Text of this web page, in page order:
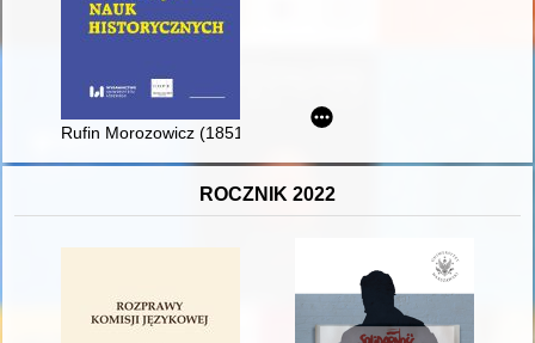
Rufin Morozowicz (1851-1931) : legenda polskiego teatru
ROCZNIK 2022